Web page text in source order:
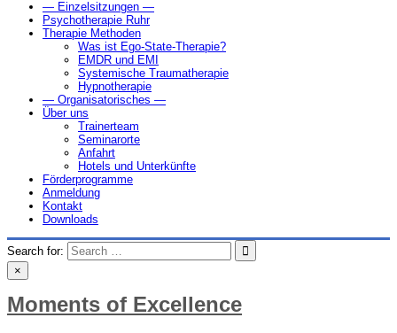
— Einzelsitzungen —
Psychotherapie Ruhr
Therapie Methoden
Was ist Ego-State-Therapie?
EMDR und EMI
Systemische Traumatherapie
Hypnotherapie
— Organisatorisches —
Über uns
Trainerteam
Seminarorte
Anfahrt
Hotels und Unterkünfte
Förderprogramme
Anmeldung
Kontakt
Downloads
Search for:
×
Moments of Excellence